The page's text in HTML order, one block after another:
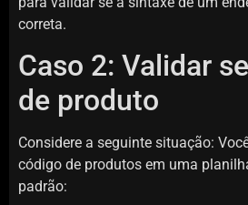
correta.
Caso 2: Validar
de produto
Considere a seguinte situação:
código de produtos em uma
padrão: